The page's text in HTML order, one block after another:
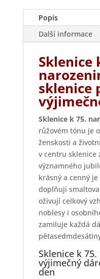
Popis
Další informace
Sklenice
sklenice
Sklenice k 75.
růžovém tónu je
ženskosti a
v centru sklenice
významného
krásný a cenný
doplňují
oživují celkový
noblesy i
zamiluje každá
Sklenice k
výjimečný
den